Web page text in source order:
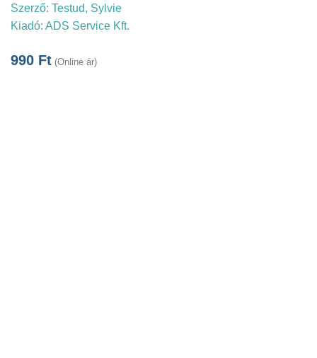
Szerző: Testud, Sylvie
Kiadó: ADS Service Kft.
990 Ft (Online ár)